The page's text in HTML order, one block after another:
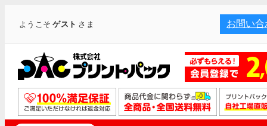
ようこそゲスト さま お問い合